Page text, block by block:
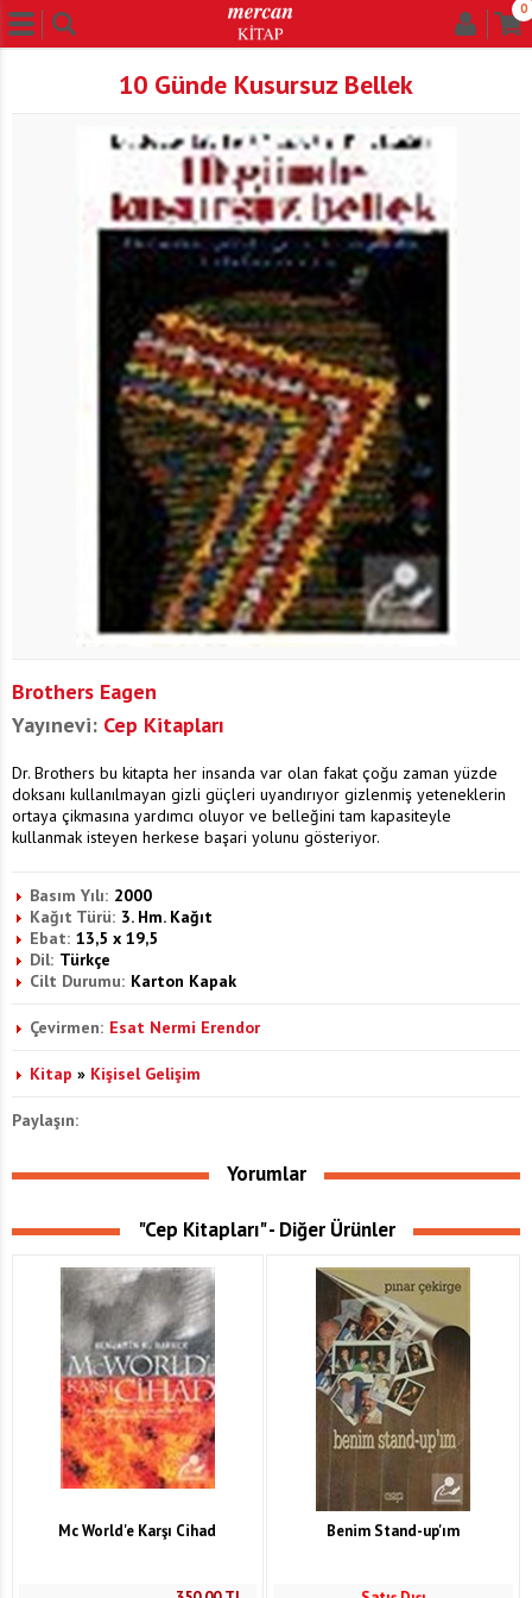
0
10 Günde Kusursuz Bellek
Brothers Eagen
Yayınevi: Cep Kitapları
Dr. Brothers bu kitapta her insanda var olan fakat çoğu zaman yüzde
doksanı kullanılmayan gizli güçleri uyandırıyor gizlenmiş yeteneklerin
ortaya çikmasına yardımcı oluyor ve belleğini tam kapasiteyle
kullanmak isteyen herkese başari yolunu gösteriyor.
Basım Yılı: 2000
Kağıt Türü: 3. Hm. Kağıt
Ebat: 13,5 x 19,5
Dil: Türkçe
Cilt Durumu: Karton Kapak
Çevirmen: Esat Nermi Erendor
Kitap » Kişisel Gelişim
Paylaşın:
Yorumlar
"Cep Kitapları" - Diğer Ürünler
Mc World'e Karşı Cihad Benim Stand-up'ım